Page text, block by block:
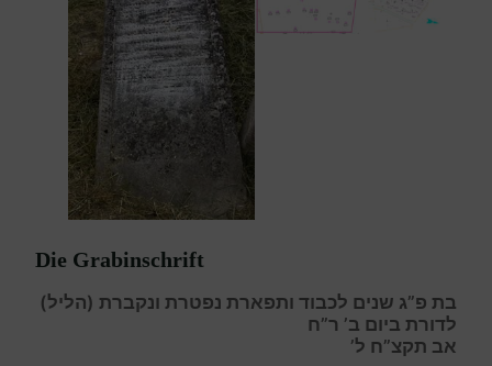
Die Grabinschrift
בת פ”ג שנים לכבוד ותפארת נפטרת ונקברת (הליל)
לדורת ביום ב’ ר”ח
אב תקצ”ח ל’